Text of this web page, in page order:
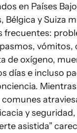
en Países
Bélgica y Suiza
vómitos,
de oxígeno,
días e incluso
y
asistida”